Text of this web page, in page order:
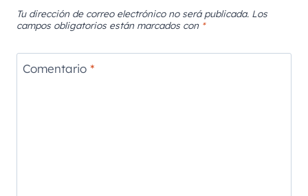
Tu dirección de correo electrónico no será publicada. Los
campos obligatorios están marcados con *
Comentario *